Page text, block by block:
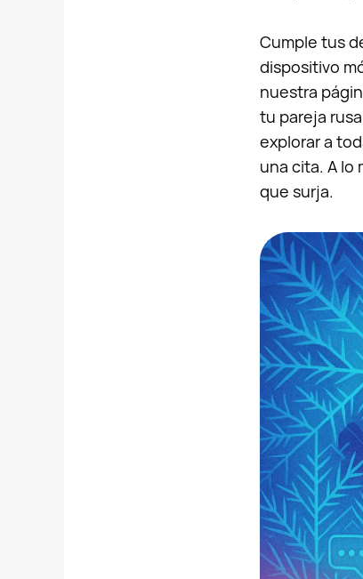
Cumple tus
dispositivo
nuestra
tu pareja
explorar a
una cita. A lo
que surja.